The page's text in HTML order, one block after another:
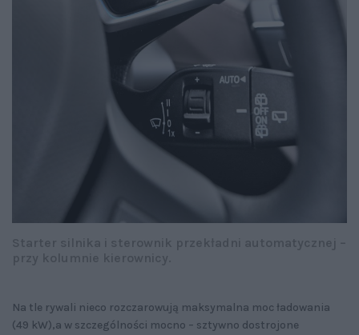
Na tle rywali nieco rozczarowują maksymalna moc ładowania
(49 kW),a w szczególności mocno – sztywno dostrojone